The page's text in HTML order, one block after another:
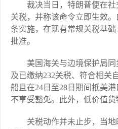
裁决当日，特朗普便在
关税，并称该命令立即生效
条实施，在现有常规关税基
批准。
美国海关与边境保护局
及已缴纳232关税、符合相关
船且在24日至28日期间抵美
不享受豁免。此外，低价值
关税动作并未止步，当